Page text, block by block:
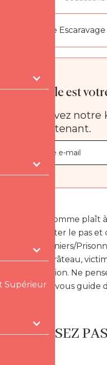
Supérieur
Florence Escaravage
Quelle est
Recevez
maintenant.
Lorsqu’un homme
serait de sauter le pas
vous ! Prisonniers/
prendre un râteau,
passer à l’action. Ne
Intelligence vous guide
NE LAISSEZ